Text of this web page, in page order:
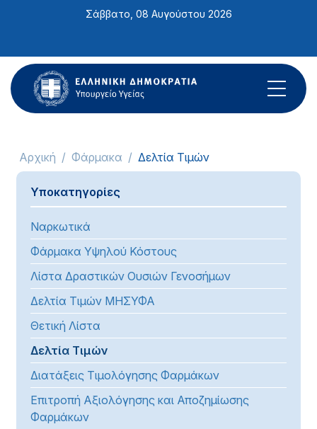
ιστότοπος
περιλαμβάνει
ένα
σύστημα
Σάββατο, 08 Αυγούστου 2026
Αρχική Φάρμακα Δελτία Τιμών
Υποκατηγορίες
Ναρκωτικά
Φάρμακα Υψηλού Κόστους
Λίστα Δραστικών Ουσιών Γενοσήμων
Δελτία Τιμών ΜΗΣΥΦΑ
Θετική Λίστα
Δελτία Τιμών
Διατάξεις Τιμολόγησης Φαρμάκων
Επιτροπή Αξιολόγησης και Αποζημίωσης
Φαρμάκων